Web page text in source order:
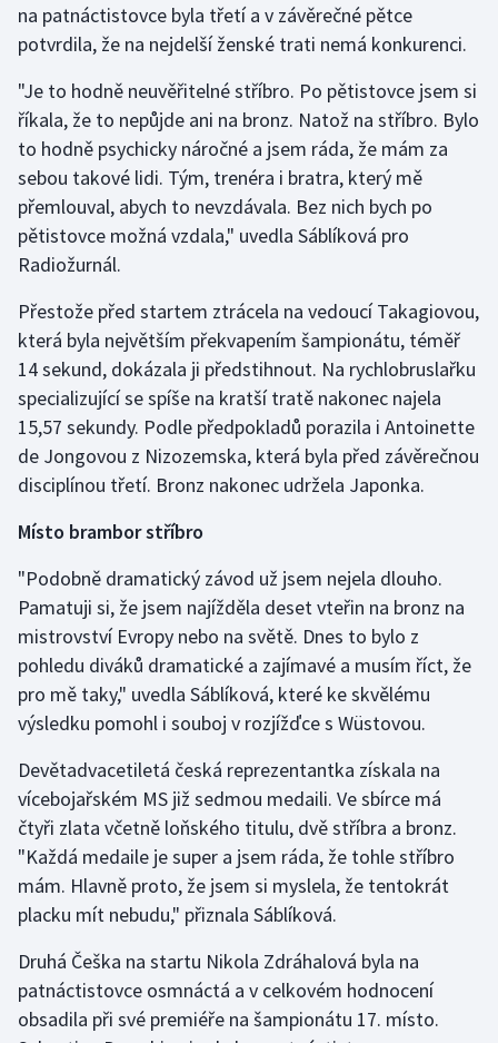
Motorsport
Olympijské hry
Parasport
Plavání
Plážový volejbal
Rychlobruslení
Rychlostní kanoistika
Short track
Triatlon
Veslování
Vodní slalom
Volejbal
Ostatní
na patnáctistovce byla třetí a v závěrečné pětce
potvrdila, že na nejdelší ženské trati nemá konkurenci.
"Je to hodně neuvěřitelné stříbro. Po pětistovce jsem si
říkala, že to nepůjde ani na bronz. Natož na stříbro. Bylo
to hodně psychicky náročné a jsem ráda, že mám za
sebou takové lidi. Tým, trenéra i bratra, který mě
přemlouval, abych to nevzdávala. Bez nich bych po
pětistovce možná vzdala," uvedla Sáblíková pro
Radiožurnál.
Přestože před startem ztrácela na vedoucí Takagiovou,
která byla největším překvapením šampionátu, téměř
14 sekund, dokázala ji předstihnout. Na rychlobruslařku
specializující se spíše na kratší tratě nakonec najela
15,57 sekundy. Podle předpokladů porazila i Antoinette
de Jongovou z Nizozemska, která byla před závěrečnou
disciplínou třetí. Bronz nakonec udržela Japonka.
Místo brambor stříbro
"Podobně dramatický závod už jsem nejela dlouho.
Pamatuji si, že jsem najížděla deset vteřin na bronz na
mistrovství Evropy nebo na světě. Dnes to bylo z
pohledu diváků dramatické a zajímavé a musím říct, že
pro mě taky," uvedla Sáblíková, které ke skvělému
výsledku pomohl i souboj v rozjížďce s Wüstovou.
Devětadvacetiletá česká reprezentantka získala na
vícebojařském MS již sedmou medaili. Ve sbírce má
čtyři zlata včetně loňského titulu, dvě stříbra a bronz.
"Každá medaile je super a jsem ráda, že tohle stříbro
mám. Hlavně proto, že jsem si myslela, že tentokrát
placku mít nebudu," přiznala Sáblíková.
Druhá Češka na startu Nikola Zdráhalová byla na
patnáctistovce osmnáctá a v celkovém hodnocení
obsadila při své premiéře na šampionátu 17. místo.